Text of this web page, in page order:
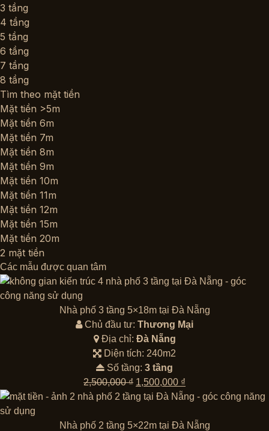
3 tầng
4 tầng
5 tầng
6 tầng
7 tầng
8 tầng
Tìm theo mặt tiền
Mặt tiền >5m
Mặt tiền 6m
Mặt tiền 7m
Mặt tiền 8m
Mặt tiền 9m
Mặt tiền 10m
Mặt tiền 11m
Mặt tiền 12m
Mặt tiền 15m
Mặt tiền 20m
2 mặt tiền
Các mẫu được quan tâm
Nhà phố 3 tầng 5×18m tại Đà Nẵng
Chủ đầu tư: Thương Mại
Địa chỉ: Đà Nẵng
Diện tích: 240m2
Số tầng: 3 tầng
2,500,000₫ Giá
gốc
2,500,000 ₫.
1,500,000 ₫
hiện
là:
Nhà phố 2 tầng 5×22m tại Đà Nẵng